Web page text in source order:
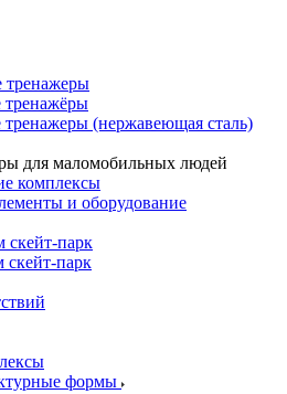
тренажеры
(нержавеющая сталь)
для маломобильных людей
комплексы
и оборудование
парк
парк
формы